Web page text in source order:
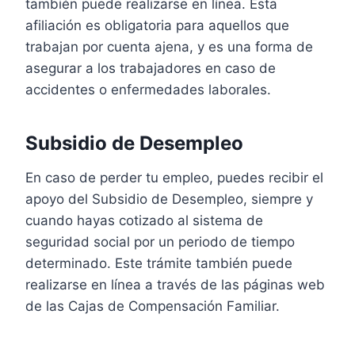
también puede realizarse en línea. Esta
afiliación es obligatoria para aquellos que
trabajan por cuenta ajena, y es una forma de
asegurar a los trabajadores en caso de
accidentes o enfermedades laborales.
Subsidio de Desempleo
En caso de perder tu empleo, puedes recibir el
apoyo del Subsidio de Desempleo, siempre y
cuando hayas cotizado al sistema de
seguridad social por un periodo de tiempo
determinado. Este trámite también puede
realizarse en línea a través de las páginas web
de las Cajas de Compensación Familiar.